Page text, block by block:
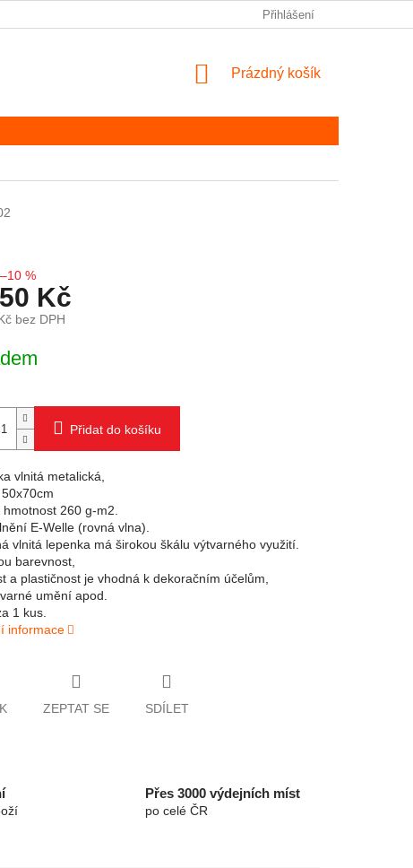
Přihlášení
NÁKUPNÍ KOŠÍK
Prázdný košík
–10 %
Kč
bez DPH
Přidat do košíku
vlnitá metalická,
hmotnost 260 g-m2.
E-Welle (rovná vlna).
vlnitá lepenka má širokou škálu výtvarného využití.
barevnost,
a plastičnost je vhodná k dekoračním účelům,
umění apod.
1 kus.
informace
ZEPTAT SE SDÍLET
Přes 3000 výdejních míst
po celé ČR